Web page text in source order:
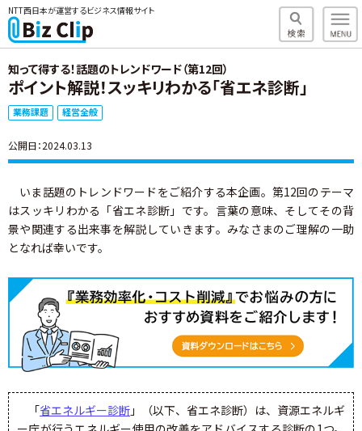
NTT西日本が運営するビジネス情報サイト
知って得する！話題のトレンドワード（第12回）
ポイント解説！スッキリわかる「省エネ診断」
業務課題 経営全般
公開日：2024.03.13
いま話題のトレンドワードをご紹介する本企画。第12回のテーマ
はスッキリわかる「省エネ診断」です。言葉の意味、そしてその背
景や関連する出来事を解説していきます。みなさまのご理解の一助
となれば幸いです。
「省エネルギー診断 」（以下、省エネ診断）は、資源エネルギ